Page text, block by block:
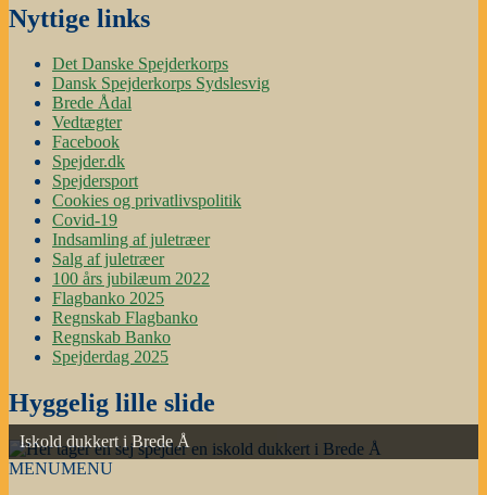
Nyttige links
Det Danske Spejderkorps
Dansk Spejderkorps Sydslesvig
Brede Ådal
Vedtægter
Facebook
Spejder.dk
Spejdersport
Cookies og privatlivspolitik
Covid-19
Indsamling af juletræer
Salg af juletræer
100 års jubilæum 2022
Flagbanko 2025
Regnskab Flagbanko
Regnskab Banko
Spejderdag 2025
Hyggelig lille slide
Iskold dukkert i Brede Å
MENUMENU